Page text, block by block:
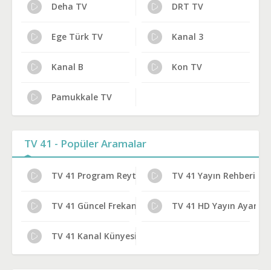
Deha TV DRT TV
Ege Türk TV Kanal 3
Kanal B Kon TV
Pamukkale TV
TV 41 - Popüler Aramalar
TV 41 Program Reytingleri TV 41 Yayın Rehberi
TV 41 Güncel Frekans 2024 TV 41 HD Yayın Ayarları
TV 41 Kanal Künyesi